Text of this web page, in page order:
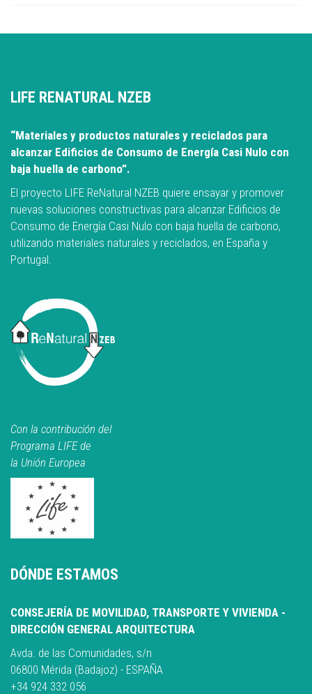
LIFE RENATURAL NZEB
“Materiales y productos naturales y reciclados para
alcanzar Edificios de Consumo de Energía Casi Nulo con
baja huella de carbono”.
El proyecto LIFE ReNatural NZEB quiere ensayar y promover
nuevas soluciones constructivas para alcanzar Edificios de
Consumo de Energía Casi Nulo con baja huella de carbono,
utilizando materiales naturales y reciclados, en España y
Portugal.
Con la contribución del
Programa LIFE de
la Unión Europea
DÓNDE ESTAMOS
CONSEJERÍA DE MOVILIDAD, TRANSPORTE Y VIVIENDA -
DIRECCIÓN GENERAL ARQUITECTURA
Avda. de las Comunidades, s/n
06800 Mérida (Badajoz) - ESPAÑA
+34 924 332 056